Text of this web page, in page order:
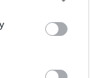
self-
De ce nu